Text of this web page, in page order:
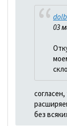
03
без